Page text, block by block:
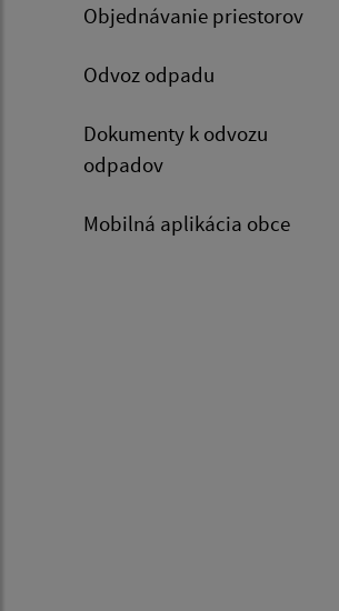
Objednávanie priestorov
Odvoz odpadu
Dokumenty k odvozu
odpadov
Mobilná aplikácia obce